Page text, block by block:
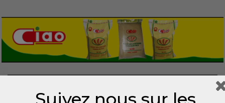
Suivez nous sur les